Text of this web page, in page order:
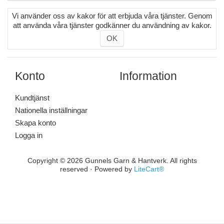
Vi använder oss av kakor för att erbjuda våra tjänster. Genom
att använda våra tjänster godkänner du användning av kakor.
OK
Konto
Kundtjänst
Nationella inställningar
Skapa konto
Logga in
Information
Copyright © 2026 Gunnels Garn & Hantverk. All rights
reserved · Powered by LiteCart®